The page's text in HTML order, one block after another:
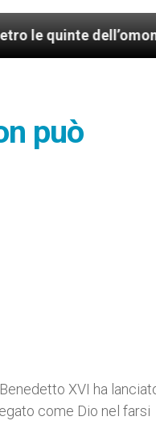
dell’omonimo film di
può
XVI ha
come Dio nel farsi